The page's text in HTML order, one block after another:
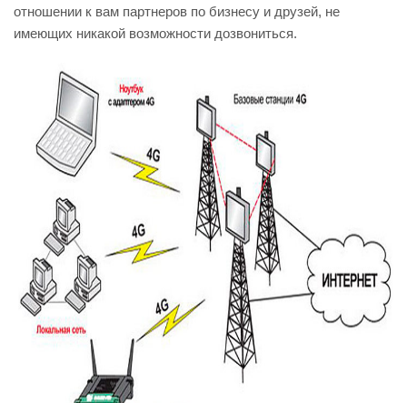
отношении к вам партнеров по бизнесу и друзей, не
имеющих никакой возможности дозвониться.